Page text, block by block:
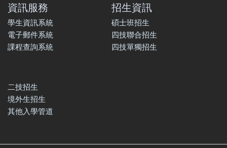
資訊服務
學生資訊系統
電子郵件系統
課程查詢系統
招生資訊
碩士班招生
四技聯合招生
四技單獨招生
二技招生
境外生招生
其他入學管道